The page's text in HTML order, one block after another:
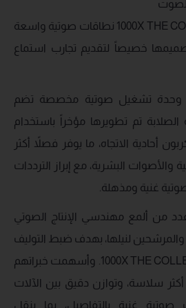
الصوت
توفر سماعات 1000X THE COLLEXION نطاقات صوتية واسعة
خصيصاً لتقديم تجارب استماع
وحدة تشغيل صوتية مخصصة تضم
الصلابة تم تطويرها مؤخراً باستخدام
أحادية الاتجاه، ما يوفر فصلاً أكثر
والأصوات البشرية، مع إبراز الترددات
غنية ومذهلة.
من ألمع مهندسي الإنتاج الصوتي
والمرشحين لنيلها، بهدف ضبط التوليف
الصوتي لسماعات 1000X THE COLLEXION. وأسهمت خبراتهم
سلاسة، وتوازن دقيق بين الآلات
صوتية غنية بالتفاصيل، بما ينقل